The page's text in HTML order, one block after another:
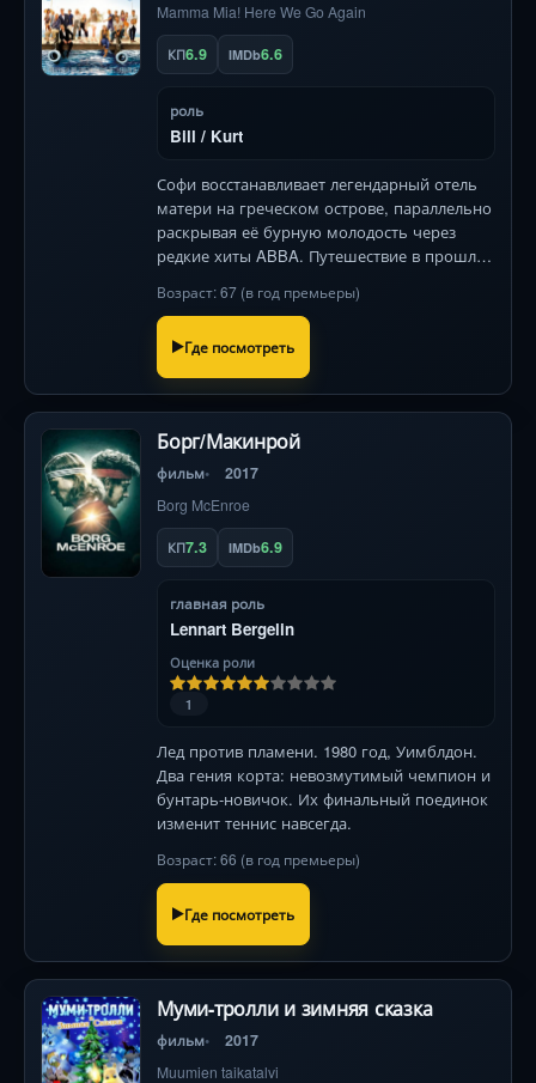
Mamma Mia! Here We Go Again
КП6.9 IMDb6.6
роль
Bill / Kurt
Софи восстанавливает легендарный отель
матери на греческом острове, параллельно
раскрывая её бурную молодость через
редкие хиты ABBA. Путешествие в прошлое
появление таинственной родственницы.
Возраст: 67 (в год премьеры)
Где посмотреть
Борг/Макинрой
фильм 2017
Borg McEnroe
КП7.3 IMDb6.9
главная роль
Lennart Bergelin
Оценка роли
1
Лед против пламени. 1980 год, Уимблдон.
Два гения корта: невозмутимый чемпион и
бунтарь-новичок. Их финальный поединок
изменит теннис навсегда.
Возраст: 66 (в год премьеры)
Где посмотреть
Муми-тролли и зимняя сказка
фильм 2017
Muumien taikatalvi